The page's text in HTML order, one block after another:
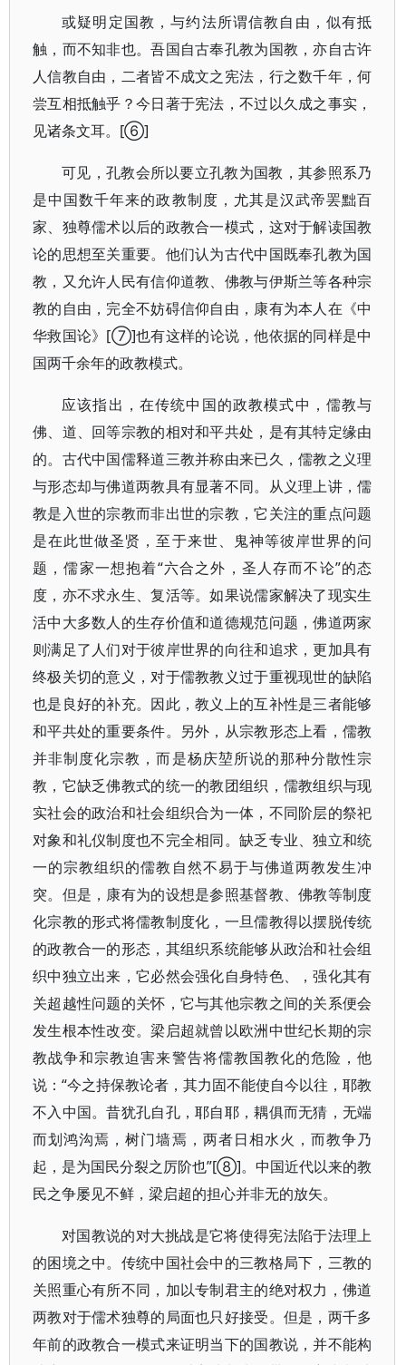
或疑明定国教，与约法所谓信教自由，似有抵
触，而不知非也。吾国自古奉孔教为国教，亦自古许
人信教自由，二者皆不成文之宪法，行之数千年，何
尝互相抵触乎？今日著于宪法，不过以久成之事实，
见诸条文耳。[⑥]
可见，孔教会所以要立孔教为国教，其参照系乃
是中国数千年来的政教制度，尤其是汉武帝罢黜百
家、独尊儒术以后的政教合一模式，这对于解读国教
论的思想至关重要。他们认为古代中国既奉孔教为国
教，又允许人民有信仰道教、佛教与伊斯兰等各种宗
教的自由，完全不妨碍信仰自由，康有为本人在《中
华救国论》[⑦]也有这样的论说，他依据的同样是中
国两千余年的政教模式。
应该指出，在传统中国的政教模式中，儒教与
佛、道、回等宗教的相对和平共处，是有其特定缘由
的。古代中国儒释道三教并称由来已久，儒教之义理
与形态却与佛道两教具有显著不同。从义理上讲，儒
教是入世的宗教而非出世的宗教，它关注的重点问题
是在此世做圣贤，至于来世、鬼神等彼岸世界的问
题，儒家一想抱着“六合之外，圣人存而不论”的态
度，亦不求永生、复活等。如果说儒家解决了现实生
活中大多数人的生存价值和道德规范问题，佛道两家
则满足了人们对于彼岸世界的向往和追求，更加具有
终极关切的意义，对于儒教教义过于重视现世的缺陷
也是良好的补充。因此，教义上的互补性是三者能够
和平共处的重要条件。另外，从宗教形态上看，儒教
并非制度化宗教，而是杨庆堃所说的那种分散性宗
教，它缺乏佛教式的统一的教团组织，儒教组织与现
实社会的政治和社会组织合为一体，不同阶层的祭祀
对象和礼仪制度也不完全相同。缺乏专业、独立和统
一的宗教组织的儒教自然不易于与佛道两教发生冲
突。但是，康有为的设想是参照基督教、佛教等制度
化宗教的形式将儒教制度化，一旦儒教得以摆脱传统
的政教合一的形态，其组织系统能够从政治和社会组
织中独立出来，它必然会强化自身特色、，强化其有
关超越性问题的关怀，它与其他宗教之间的关系便会
发生根本性改变。梁启超就曾以欧洲中世纪长期的宗
教战争和宗教迫害来警告将儒教国教化的危险，他
说：“今之持保教论者，其力固不能使自今以往，耶教
不入中国。昔犹孔自孔，耶自耶，耦俱而无猜，无端
而划鸿沟焉，树门墙焉，两者日相水火，而教争乃
起，是为国民分裂之厉阶也”[⑧]。中国近代以来的教
民之争屡见不鲜，梁启超的担心并非无的放矢。
对国教说的对大挑战是它将使得宪法陷于法理上
的困境之中。传统中国社会中的三教格局下，三教的
关照重心有所不同，加以专制君主的绝对权力，佛道
两教对于儒术独尊的局面也只好接受。但是，两千多
年前的政教合一模式来证明当下的国教说，并不能构